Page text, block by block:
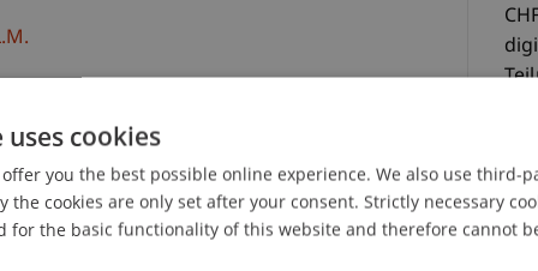
Digitalisation
Es
cookies
you the best possible online experience. We also use third-
the cookies are only set after your consent. Strictly necessary
for the basic functionality of this website and therefore cannot